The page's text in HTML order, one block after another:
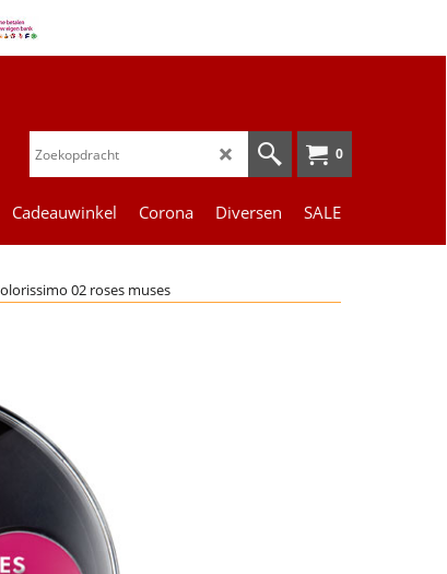
0
Cadeauwinkel Corona Diversen SALE
02 roses muses